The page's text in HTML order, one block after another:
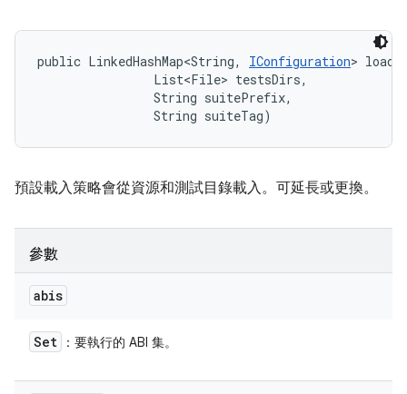
public LinkedHashMap<String, IConfiguration>
                List<File> testsDirs,
                String suitePrefix,
                String suiteTag)
預設載入策略會從資源和測試目錄載入。可延長或更換。
參數
abis
Set ：要執行的 ABI 集。